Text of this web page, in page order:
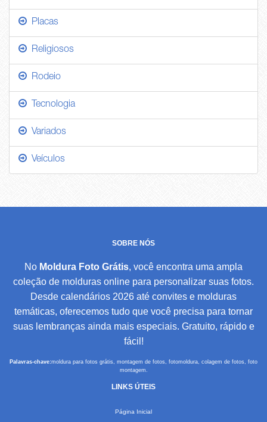
Placas
Religiosos
Rodeio
Tecnologia
Variados
Veículos
SOBRE NÓS
No Moldura Foto Grátis, você encontra uma ampla
coleção de molduras online para personalizar suas fotos.
Desde calendários 2026 até convites e molduras
temáticas, oferecemos tudo que você precisa para tornar
suas lembranças ainda mais especiais. Gratuito, rápido e
fácil!
Palavras-chave:moldura para fotos grátis, montagem de fotos, fotomoldura, colagem de fotos, foto
montagem.
LINKS ÚTEIS
Página Inicial